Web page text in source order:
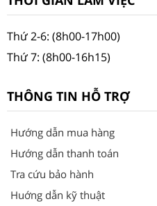
Thứ 2-6: (8h00-17h00)
Thứ 7: (8h00-16h15)
THÔNG TIN HỖ TRỢ
Hướng dẫn mua hàng
Hướng dẫn thanh toán
Tra cứu bảo hành
Huớng dẫn kỹ thuật